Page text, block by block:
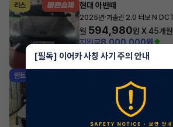
리스 현대 아반떼
2025년·가솔린 2.0 터보 N
월 594,980원 X45개월
지원금8,000,000원
조회 1,827방금전
렌트
HEV 1.6 2WD 5인승 시
764,700원 X
4,000,000원
조회 3,638방금전
[필독] 이어카 사칭 사기 주의 안내